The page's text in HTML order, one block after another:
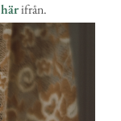
härifrån.